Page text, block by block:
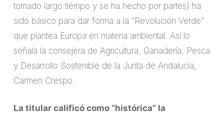
tomado largo tiempo y se ha hecho por partes) ha
sido básico para dar forma a la “Revolución Verde”
que plantea Europa en materia ambiental. Así lo
señala la consejera de Agricultura, Ganadería, Pesca
y Desarrollo Sostenible de la Junta de Andalucía,
Carmen Crespo.
La titular calificó como “histórica” la